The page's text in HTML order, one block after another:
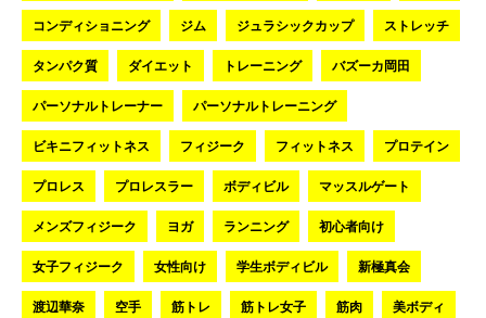
コンディショニング ジム ジュラシックカップ ストレッチ
タンパク質 ダイエット トレーニング バズーカ岡田
パーソナルトレーナー パーソナルトレーニング
ビキニフィットネス フィジーク フィットネス プロテイン
プロレス プロレスラー ボディビル マッスルゲート
メンズフィジーク ヨガ ランニング 初心者向け
女子フィジーク 女性向け 学生ボディビル 新極真会
渡辺華奈 空手 筋トレ 筋トレ女子 筋肉 美ボディ